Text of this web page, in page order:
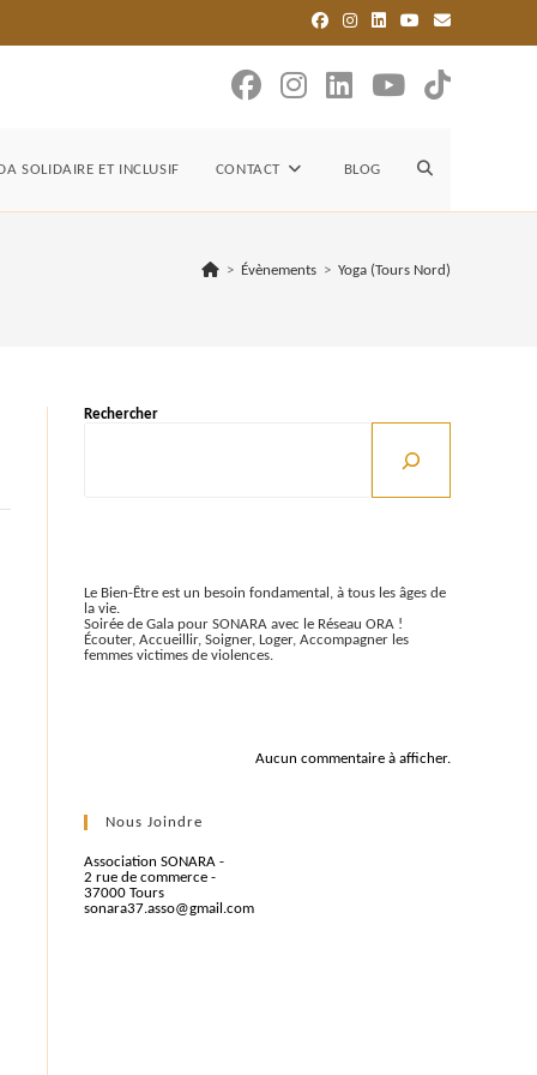
SOLIDAIRE ET INCLUSIF CONTACT BLOG TOGGLE
> Évènements > Yoga (Tours Nord)
Rechercher
Le Bien-Être est un besoin fondamental, à tous les âges de
la vie.
Soirée de Gala pour SONARA avec le Réseau ORA !
Écouter, Accueillir, Soigner, Loger, Accompagner les
femmes victimes de violences.
Aucun commentaire à afficher.
Nous Joindre
Association SONARA -
2 rue de commerce -
37000 Tours
sonara37.asso@gmail.com